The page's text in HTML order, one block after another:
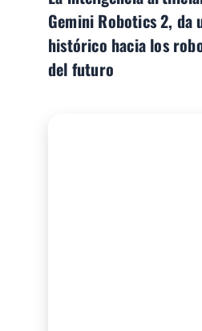
Gemini Robotics 2, da
histórico hacia los
del futuro